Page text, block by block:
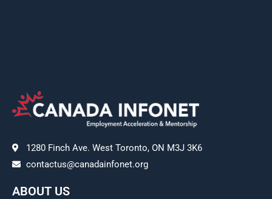
1280 Finch Ave. West Toronto, ON M3J 3K6
contactus@canadainfonet.org
ABOUT US